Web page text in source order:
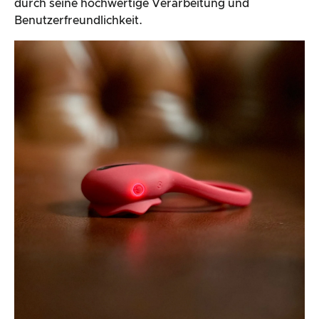
durch seine hochwertige Verarbeitung und
Benutzerfreundlichkeit.